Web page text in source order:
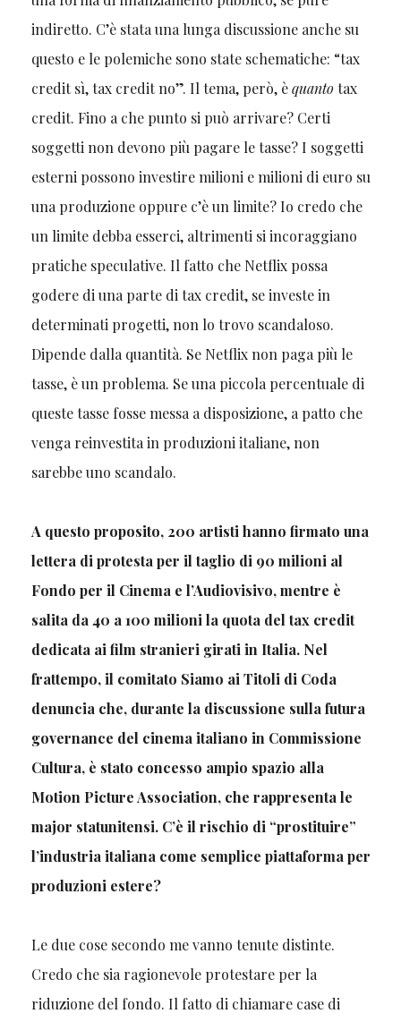
indiretto. C’è stata una lunga discussione anche su
questo e le polemiche sono state schematiche: “tax
credit sì, tax credit no”. Il tema, però, èquantotax
credit. Fino a che punto si può arrivare? Certi
soggetti non devono più pagare le tasse? I soggetti
esterni possono investire milioni e milioni di euro su
una produzione oppure c’è un limite? Io credo che
un limite debba esserci, altrimenti si incoraggiano
pratiche speculative. Il fatto che Netflix possa
godere di una parte di tax credit, se investe in
determinati progetti, non lo trovo scandaloso.
Dipende dalla quantità. Se Netflix non paga più le
tasse, è un problema. Se una piccola percentuale di
queste tasse fosse messa a disposizione, a patto che
venga reinvestita in produzioni italiane, non
sarebbe uno scandalo.
A questo proposito, 200 artisti hanno firmato una
lettera di protesta per il taglio di 90 milioni al
Fondo per il Cinema e l’Audiovisivo, mentre è
salita da 40 a 100 milioni la quota del tax credit
dedicata ai film stranieri girati in Italia. Nel
frattempo, il comitato Siamo ai Titoli di Coda
denuncia che, durante la discussione sulla futura
governance del cinema italiano in Commissione
Cultura, è stato concesso ampio spazio alla
Motion Picture Association, che rappresenta le
major statunitensi. C’è il rischio di “prostituire”
l’industria italiana come semplice piattaforma per
produzioni estere?
Le due cose secondo me vanno tenute distinte.
Credo che sia ragionevole protestare per la
riduzione del fondo. Il fatto di chiamare case di